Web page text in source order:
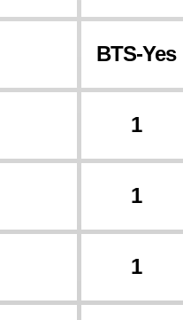
BTS-Yes
1
1
1